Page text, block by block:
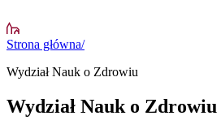
Strona główna/
Wydział Nauk o Zdrowiu
Wydział Nauk o Zdrowiu